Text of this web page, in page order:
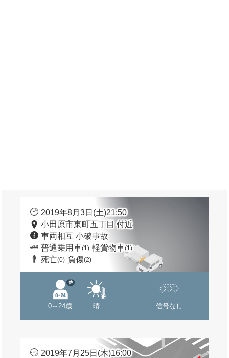
2019年8月3日(土)21:50
小田原市東町五丁目 付近
車両相互 小破事故
普通乗用車(1) 軽貨物車(1)
死亡(0) 負傷(2)
0～24歳
他
晴 信号なし
2019年7月25日(木)16:00